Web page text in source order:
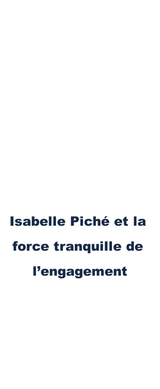
Isabelle Piché et la
force tranquille de
l’engagement